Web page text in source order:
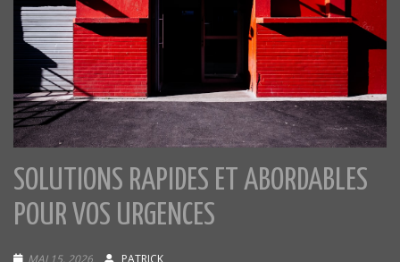
SOLUTIONS RAPIDES ET ABORDABLES
POUR VOS URGENCES
MAI 15, 2026 PATRICK